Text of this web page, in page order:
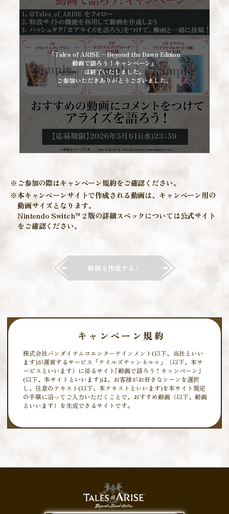
『Tales of ARISE – Beyond the Dawn Edition
動画で語ろう！キャンペーン』
は終了いたしました。
ご参加いただきありがとうございました。
※ご参加の際はキャンペーン規約をご確認ください。
※本キャンペーンサイトで作成される動画は、キャンペーン用の
動画サイズとなります。
Nintendo Switch™ 2 版の詳細スペックについては公式サイト
をご確認ください。
動画を作成する！
キャンペーン規約
株式会社バンダイナムコエンターテインメント(以下、当社といい
ます)が運営するサービス「テイルズチャンネル＋」（以下、本サ
ービスといいます）に係るサイト｢動画で語ろう！キャンペーン｣
(以下、本サイトといいます)は、お客様がお好きなシーンを選択
し、任意のテキスト(以下、本テキストといいます)を本サイト規定
の手順に沿ってご入力いただくことで、おすすめ動画（以下、動画
といいます）を生成できるサイトです。
お客様は、動画を生成された時点で、本規約の内容にご同意いただ
万一ご同意いただけない場合には、恐れ入りますが、ご利用をお控
お客様が未成年者である場合には、必ずお客様の法定代理人（親権
者等）とともに本規約を確認し、法定代理人の同意を得てから本サ